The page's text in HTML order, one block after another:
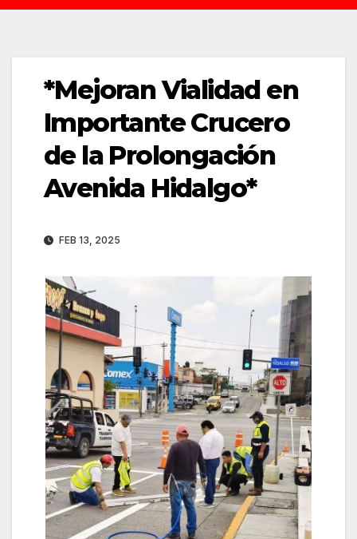
*Mejoran Vialidad en
Importante Crucero
de la Prolongación
Avenida Hidalgo*
FEB 13, 2025